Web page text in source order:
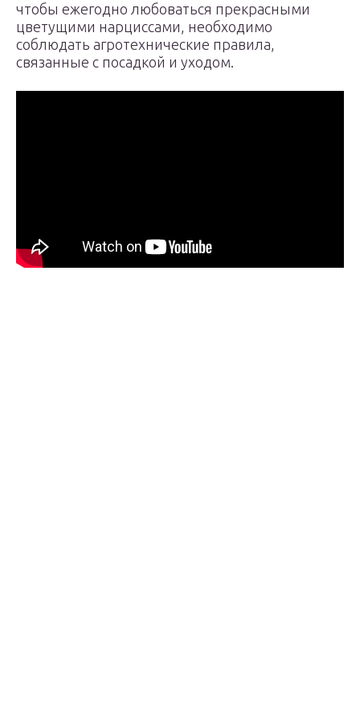
чтобы ежегодно любоваться прекрасными
цветущими нарциссами, необходимо
соблюдать агротехнические правила,
связанные с посадкой и уходом.